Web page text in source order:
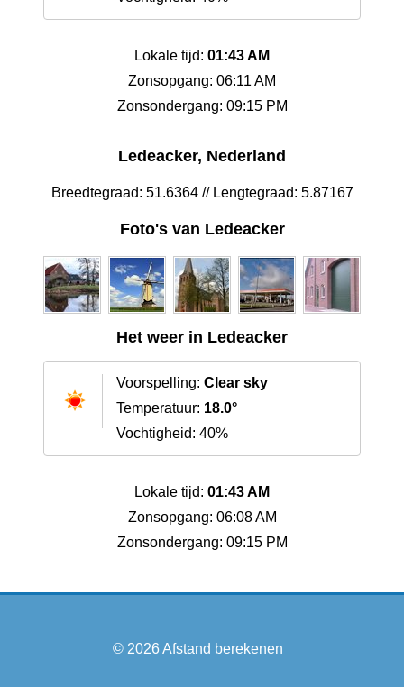
Lokale tijd: 01:43 AM
Zonsopgang: 06:11 AM
Zonsondergang: 09:15 PM
Ledeacker, Nederland
Breedtegraad: 51.6364 // Lengtegraad: 5.87167
Foto's van Ledeacker
Het weer in Ledeacker
Voorspelling: Clear sky
Temperatuur: 18.0°
Vochtigheid: 40%
Lokale tijd: 01:43 AM
Zonsopgang: 06:08 AM
Zonsondergang: 09:15 PM
© 2026Afstand berekenen